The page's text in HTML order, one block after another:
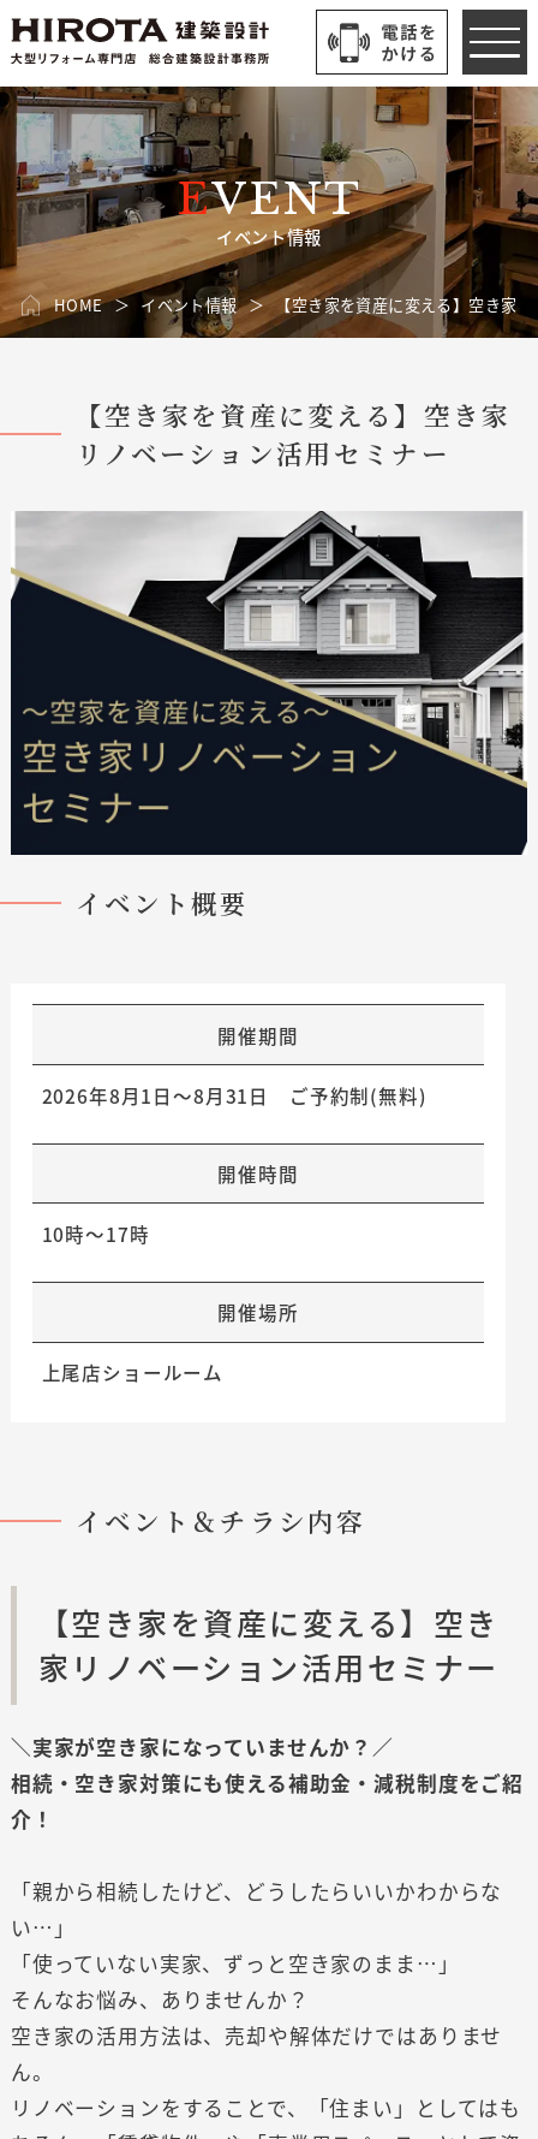
EVENT
イベント情報
HOME イベント情報 【空き家を資産に変える】空き家
【空き家を資産に変える】空き家
リノベーション活用セミナー
イベント概要
開催期間
2026年8月1日～8月31日 ご予約制(無料)
開催時間
10時～17時
開催場所
上尾店ショールーム
イベント＆チラシ内容
【空き家を資産に変える】空き
家リノベーション活用セミナー
＼実家が空き家になっていませんか？／
相続・空き家対策にも使える補助金・減税制度をご紹
介！
「親から相続したけど、どうしたらいいかわからな
い…」
「使っていない実家、ずっと空き家のまま…」
そんなお悩み、ありませんか？
空き家の活用方法は、売却や解体だけではありませ
ん。
リノベーションをすることで、「住まい」としてはも